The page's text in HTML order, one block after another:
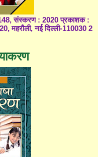
संस्करण : 2020 प्रकाशक :
महरौली, नई दिल्ली-110030 2